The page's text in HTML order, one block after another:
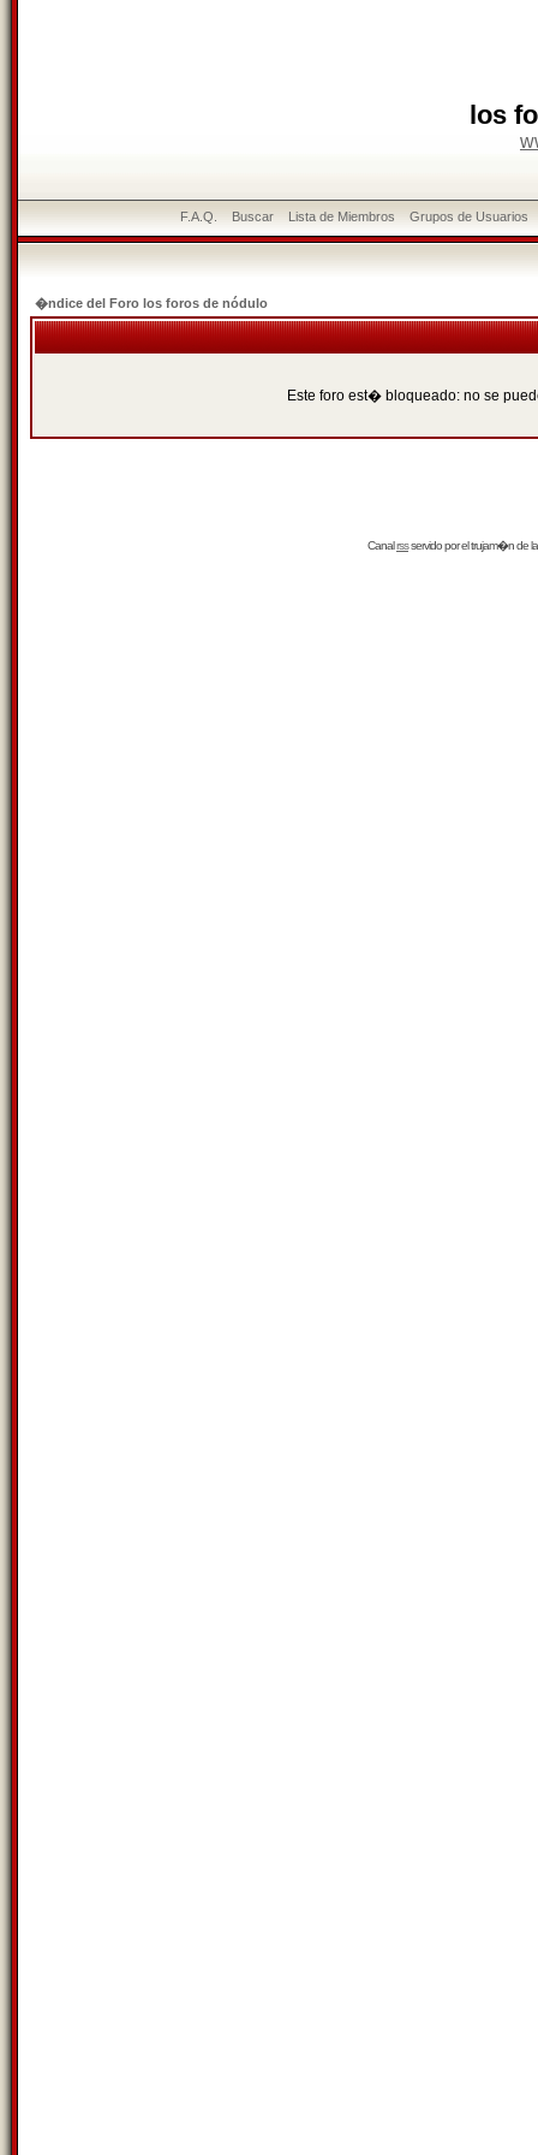
los
F.A.Q. Buscar Lista de Miembros Grupos de Usuarios
�ndice del Foro los foros de nódulo
Este foro est� bloqueado: no se
Canalrssservido por eltrujam�nde